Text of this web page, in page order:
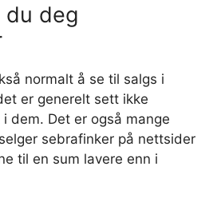
du deg
normalt å se til salgs i
er generelt sett ikke
dem. Det er også mange
sebrafinker på nettsider
til en sum lavere enn i